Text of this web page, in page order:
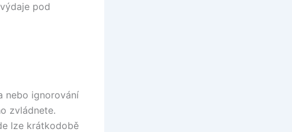
pod
nebo ignorování
zvládnete.
lze krátkodobě